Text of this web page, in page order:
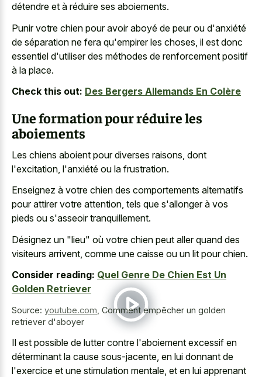
détendre et à réduire ses aboiements.
Punir votre chien pour avoir aboyé de peur ou d'anxiété
de séparation ne fera qu'empirer les choses, il est donc
essentiel d'utiliser des méthodes de renforcement positif
à la place.
Check this out: Des Bergers Allemands En Colère
Une formation pour réduire les
aboiements
Les chiens aboient pour diverses raisons, dont
l'excitation, l'anxiété ou la frustration.
Enseignez à votre chien des comportements alternatifs
pour attirer votre attention, tels que s'allonger à vos
pieds ou s'asseoir tranquillement.
Désignez un "lieu" où votre chien peut aller quand des
visiteurs arrivent, comme une caisse ou un lit pour chien.
Consider reading: Quel Genre De Chien Est Un
Golden Retriever
Source: youtube.com Comment empêcher un golden
retriever d'aboyer
Il est possible de lutter contre l'aboiement excessif en
déterminant la cause sous-jacente, en lui donnant de
l'exercice et une stimulation mentale, et en lui apprenant